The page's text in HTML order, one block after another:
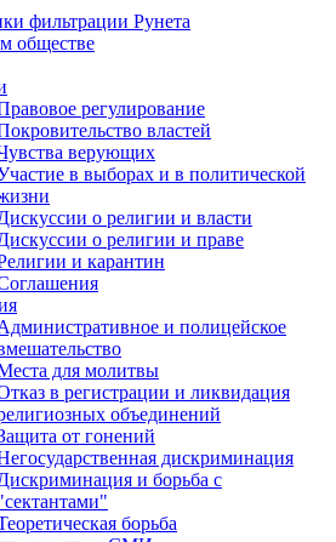
фильтрации Рунета
обществе
регулирование
властей
верующих
в выборах и в политической
о религии и власти
о религии и праве
и карантин
и полицейское
для молитвы
в регистрации и ликвидация
объединений
от гонений
дискриминация
и борьба с
борьба